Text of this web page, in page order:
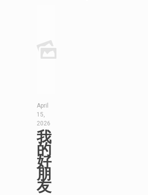
April
15,
2026
我
的
好
朋
友